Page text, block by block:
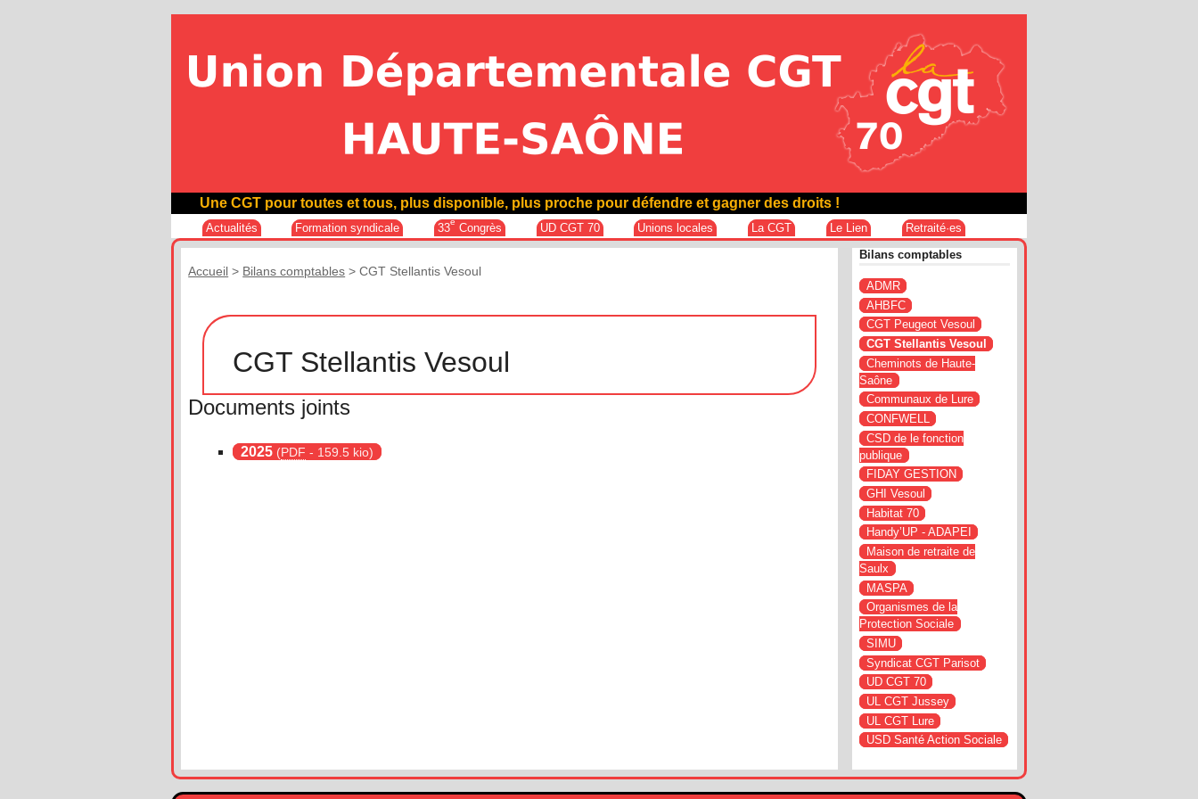
Une CGT pour toutes et tous, plus disponible, plus proche pour défendre et gagner des droits !
Actualités Formation syndicale 33
e
Congrès UD CGT 70 Unions locales La CGT Le Lien Retraité·es
Accueil > Bilans comptables >CGT Stellantis Vesoul
CGT Stellantis Vesoul
Documents joints
2025 (PDF - 159.5 kio)
Bilans comptables
ADMR
AHBFC
CGT Peugeot Vesoul
CGT Stellantis Vesoul
Cheminots de Haute-
Saône
Communaux de Lure
CONFWELL
CSD de le fonction
publique
FIDAY GESTION
GHI Vesoul
Habitat 70
Handy’UP - ADAPEI
Maison de retraite de
Saulx
MASPA
Organismes de la
Protection Sociale
SIMU
Syndicat CGT Parisot
UD CGT 70
UL CGT Jussey
UL CGT Lure
USD Santé Action Sociale